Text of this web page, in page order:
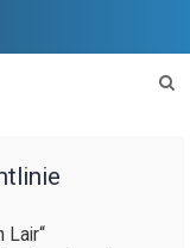
Lair“